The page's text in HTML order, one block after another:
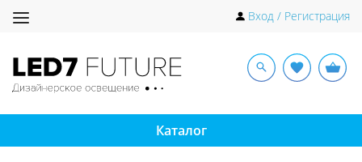
Toggle
Вход / Регистрация
Каталог